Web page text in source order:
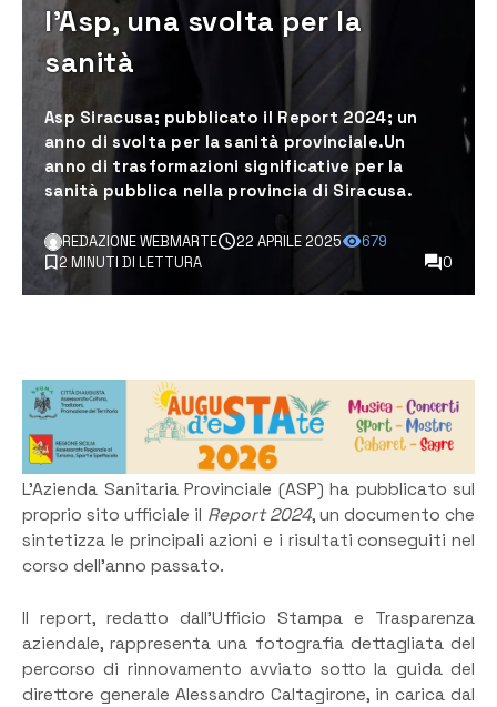
l’Asp, una svolta per la
sanità
Asp Siracusa; pubblicato il Report 2024; un
anno di svolta per la sanità provinciale.Un
anno di trasformazioni significative per la
sanità pubblica nella provincia di Siracusa.
REDAZIONE WEBMARTE 22 APRILE 2025
679
2 MINUTI DI LETTURA
0
L’Azienda Sanitaria Provinciale (ASP) ha pubblicato sul
proprio sito ufficiale il Report 2024, un documento che
sintetizza le principali azioni e i risultati conseguiti nel
corso dell’anno passato.
Il report, redatto dall’Ufficio Stampa e Trasparenza
aziendale, rappresenta una fotografia dettagliata del
percorso di rinnovamento avviato sotto la guida del
direttore generale Alessandro Caltagirone, in carica dal